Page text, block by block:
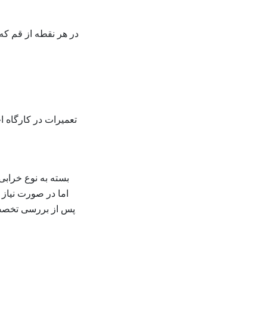
در هر نقطه از قم
تعمیرات در کارگاه
بسته به نوع
اما در صورت
پس از بررسی